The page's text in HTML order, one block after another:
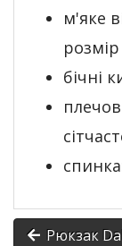
м'яке
бічні
Рюкзак